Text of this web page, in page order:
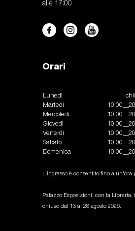
alle 17:00
Orari
Lunedì
Martedì
Mercoledì
Giovedì
Venerdì
Sabato
Domenica
L'ingresso è consentito fino a
Palazzo Esposizioni, con la Libreria,
chiuso dal 13 al 28 agosto 2026.